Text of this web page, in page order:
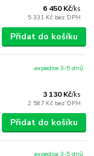
6 450 Kč/ks
5 331 Kč bez DPH
Přidat do košíku
3 130 Kč/ks
2 587 Kč bez DPH
expedice 3-5 dnů
Přidat do košíku
expedice 3-5 dnů